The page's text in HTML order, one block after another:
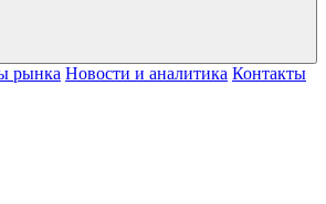
рынка Новости и аналитика Контакты